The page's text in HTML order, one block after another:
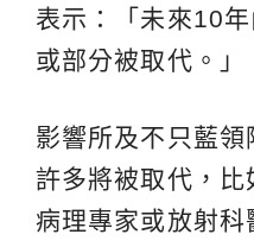
表示：「未來10
或部分被取代。」
影響所及不只藍
許多將被取代，比
病理專家或放射